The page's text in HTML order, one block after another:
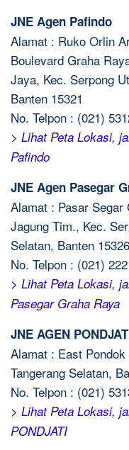
JNE Agen Pafindo
Alamat : Ruko Orlin
Boulevard Graha
Jaya, Kec. Serpong
Banten 15321
No. Telpon : (021)
> Lihat Peta Lokasi,
Pafindo
JNE Agen Pasegar
Alamat : Pasar Segar
Jagung Tim., Kec.
Selatan, Banten 15326
No. Telpon : (021)
> Lihat Peta Lokasi,
Pasegar Graha Raya
JNE AGEN
Alamat : East
Tangerang Selatan,
No. Telpon : (021)
> Lihat Peta Lokasi,
PONDJATI